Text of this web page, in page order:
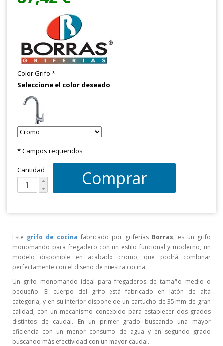
Color Grifo *
Seleccione el color deseado
* Campos requeridos
Cantidad Comprar
Este grifo de cocina fabricado por griferías Borras, es un grifo
monomando para fregadero con un estilo funcional y moderno, un
modelo disponible en acabado cromo, que podrá combinar
perfectamente con el diseño de nuestra cocina.
Un grifo monomando ideal para fregaderos de tamaño medio o
pequeño. El cuerpo del grifo está fabricado en latón de alta
categoría, y en su interior dispone de un cartucho de 35 mm de gran
calidad, con un mecanismo concebido para establecer dos grados
distintos de caudal. En un primer grado buscando una mayor
eficiencia con un menor consumo de agua y en segundo grado
buscando más efectividad con un mayor caudal.